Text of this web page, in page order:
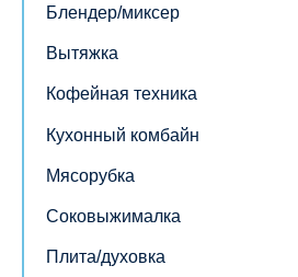
Блендер/миксер
Вытяжка
Кофейная техника
Кухонный комбайн
Мясорубка
Соковыжималка
Плита/духовка